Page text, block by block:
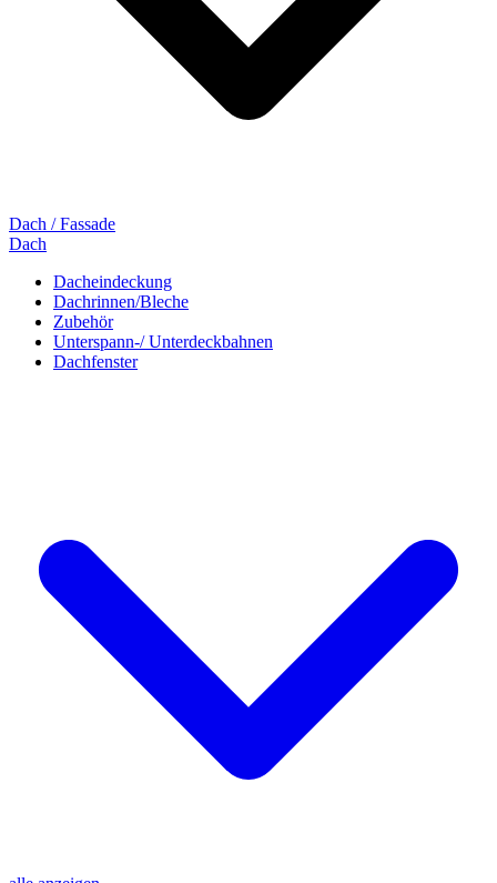
Dach / Fassade
Dach
Dacheindeckung
Dachrinnen/Bleche
Zubehör
Unterspann-/ Unterdeckbahnen
Dachfenster